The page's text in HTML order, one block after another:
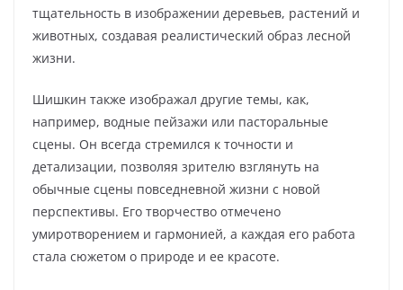
тщательность в изображении деревьев, растений и
животных, создавая реалистический образ лесной
жизни.
Шишкин также изображал другие темы, как,
например, водные пейзажи или пасторальные
сцены. Он всегда стремился к точности и
детализации, позволяя зрителю взглянуть на
обычные сцены повседневной жизни с новой
перспективы. Его творчество отмечено
умиротворением и гармонией, а каждая его работа
стала сюжетом о природе и ее красоте.